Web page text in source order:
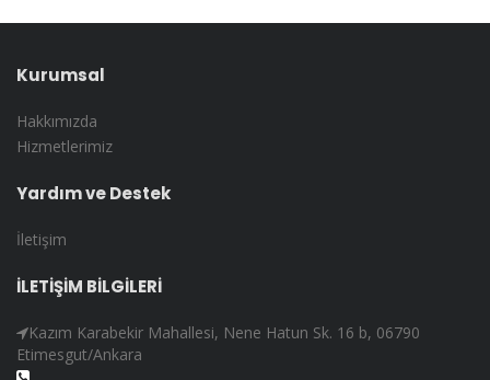
Kurumsal
Hakkımızda
Hizmetlerimiz
Yardım ve Destek
İletişim
İLETİŞİM BİLGİLERİ
Kazım Karabekir Mahallesi, Nene Hatun Sk. 16 b, 06790
Etimesgut/Ankara